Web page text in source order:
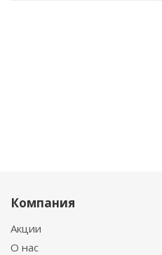
Компания
Акции
О нас